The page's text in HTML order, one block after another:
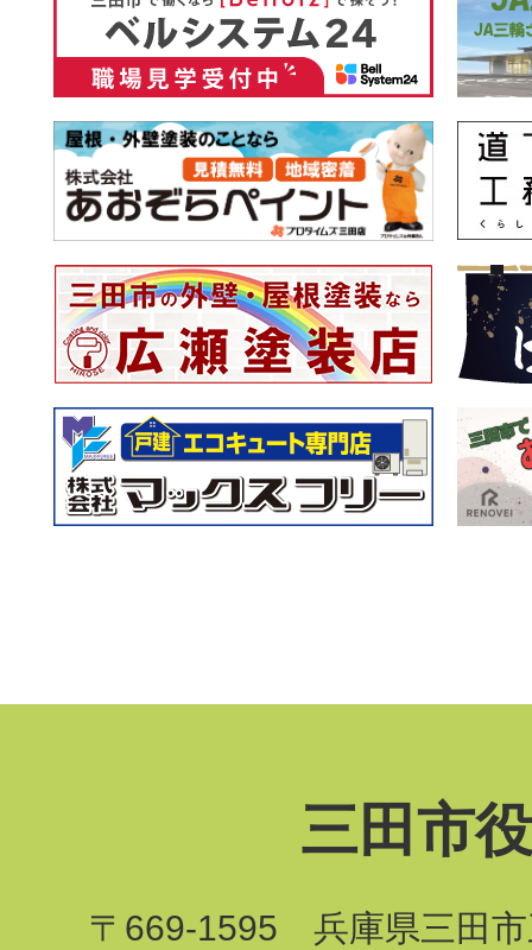
三田市
〒669-1595 兵庫県三田市